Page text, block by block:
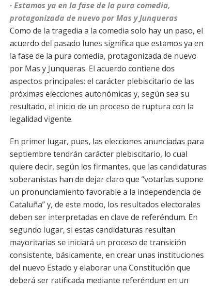
· Estamos ya en la fase de la pura comedia,
protagonizada de nuevo por Mas y Junqueras
Como de la tragedia a la comedia solo hay un paso, el
acuerdo del pasado lunes significa que estamos ya en
la fase de la pura comedia, protagonizada de nuevo
por Mas y Junqueras. El acuerdo contiene dos
aspectos principales: el carácter plebiscitario de las
próximas elecciones autonómicas y, según sea su
resultado, el inicio de un proceso de ruptura con la
legalidad vigente.
En primer lugar, pues, las elecciones anunciadas para
septiembre tendrán carácter plebiscitario, lo cual
quiere decir, según los firmantes, que las candidaturas
soberanistas han de dejar claro que “votarlas supone
un pronunciamiento favorable a la independencia de
Cataluña” y, de este modo, los resultados electorales
deben ser interpretadas en clave de referéndum. En
segundo lugar, si estas candidaturas resultan
mayoritarias se iniciará un proceso de transición
consistente, básicamente, en crear unas instituciones
del nuevo Estado y elaborar una Constitución que
deberá ser ratificada mediante referéndum en un